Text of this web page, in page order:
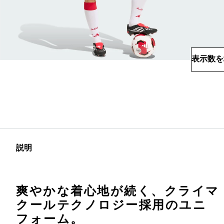
表示数
説明
爽やかな着心地が続く、クライマ
クールテクノロジー採用のユニ
フォーム。